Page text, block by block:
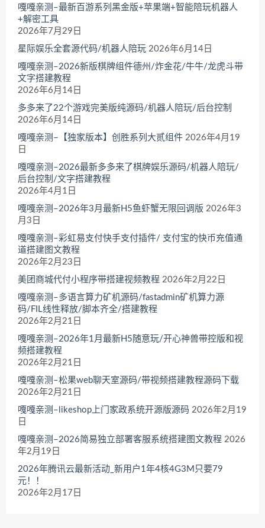
嘎嘎亲测–最新百游系列黑金版+苹果端+智能陪玩机器人
+解密工具
2026年7月29日
星际娱乐全套源代码/机器人陪玩 2026年6月14日
嘎嘎亲测–2026新版棋牌组件德州/炸金花/牛牛/龙虎斗带
文字搭建教程
2026年6月14日
多多来了22个游戏完美版纯源码/机器人陪玩/后台控制
2026年6月14日
嘎嘎亲测–【独家版本】创胜系列大贰组件 2026年4月19
日
嘎嘎亲测–2026最新多多来了棋牌娱乐源码/机器人陪玩/
后台控制/文字搭建教程
2026年4月1日
嘎嘎亲测–2026年3月最新H5鱼虾蟹无限回调版 2026年3
月3日
嘎嘎亲测–彩虹易支付快手支付插件/ 支付宝的快币充值通
道搭建图文教程
2026年2月23日
美团商城代付小程序带搭建视频教程 2026年2月22日
嘎嘎亲测–多语言算力矿机源码/fastadmin矿机算力源
码/FIL线性释放/脚本齐全/搭建教程
2026年2月21日
嘎嘎亲测–2026年1月最新H5随意玩/开心神兽带控版和视
频搭建教程
2026年2月21日
嘎嘎亲测–松果web聊天室源码/带视频搭建教程源码下载
2026年2月21日
嘎嘎亲测–likeshop上门家政系统开源版源码 2026年2月19
日
嘎嘎亲测–2026简易独立部署客服系统搭建图文教程 2026
年2月19日
2026年腾讯云最新活动_新用户1年4核4G3M只要79
元！！
2026年2月17日